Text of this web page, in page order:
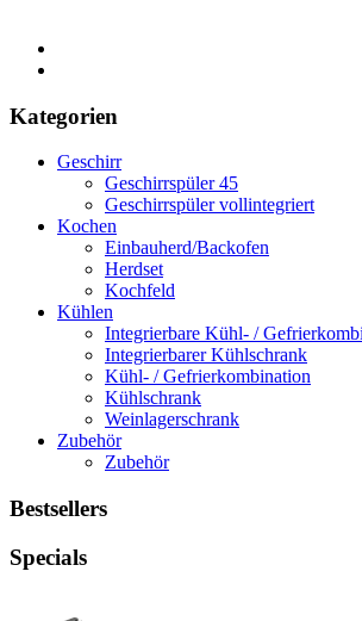
Kategorien
Geschirr
Geschirrspüler 45
Geschirrspüler vollintegriert
Kochen
Einbauherd/Backofen
Herdset
Kochfeld
Kühlen
Integrierbare Kühl- /
Integrierbarer Kühlschrank
Kühl- / Gefrierkombination
Kühlschrank
Weinlagerschrank
Zubehör
Zubehör
Bestsellers
Specials